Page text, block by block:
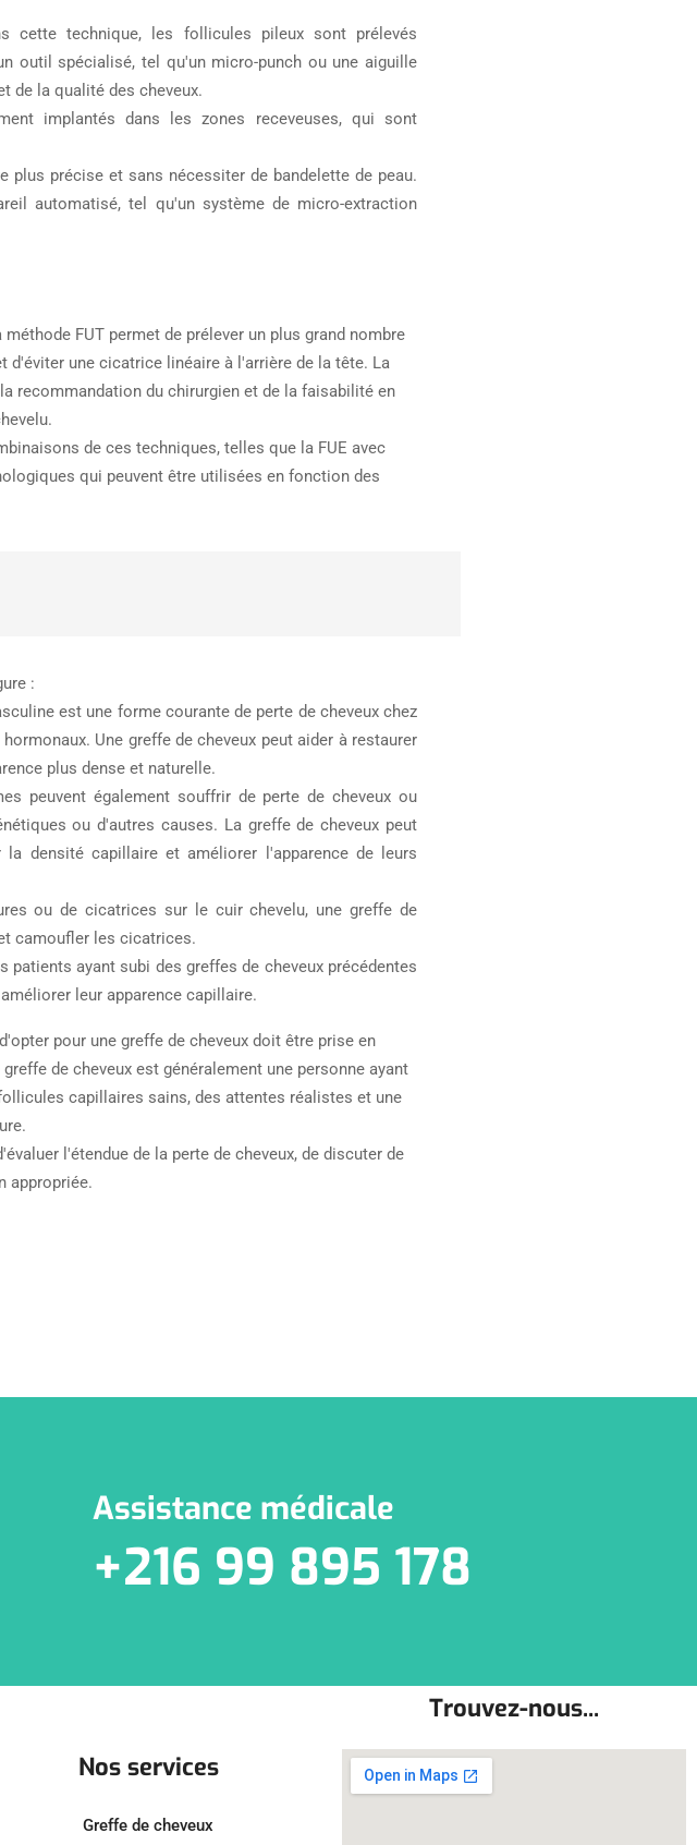
cette technique, les follicules pileux sont prélevés
outil spécialisé, tel qu'un micro-punch ou une aiguille
de la qualité des cheveux.
implantés dans les zones receveuses, qui sont
plus précise et sans nécessiter de bandelette de peau.
automatisé, tel qu'un système de micro-extraction
FUT permet de prélever un plus grand nombre
d'éviter une cicatrice linéaire à l'arrière de la tête. La
recommandation du chirurgien et de la faisabilité en
de ces techniques, telles que la FUE avec
qui peuvent être utilisées en fonction des
:
est une forme courante de perte de cheveux chez
Une greffe de cheveux peut aider à restaurer
plus dense et naturelle.
peuvent également souffrir de perte de cheveux ou
ou d'autres causes. La greffe de cheveux peut
densité capillaire et améliorer l'apparence de leurs
ou de cicatrices sur le cuir chevelu, une greffe de
camoufler les cicatrices.
ayant subi des greffes de cheveux précédentes
leur apparence capillaire.
pour une greffe de cheveux doit être prise en
de cheveux est généralement une personne ayant
capillaires sains, des attentes réalistes et une
l'étendue de la perte de cheveux, de discuter de
appropriée.
Assistance médicale
+216 99 895 178
Nos services
Greffe de cheveux
Trouvez-nous...